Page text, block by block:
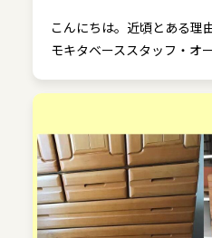
こんにちは。近頃とある理
モキタベーススタッフ・オ